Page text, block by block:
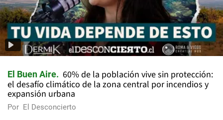
El Buen Aire
60% de la población vive sin protección:
el desafío climático de la zona central por incendios y
expansión urbana
Por El Desconcierto